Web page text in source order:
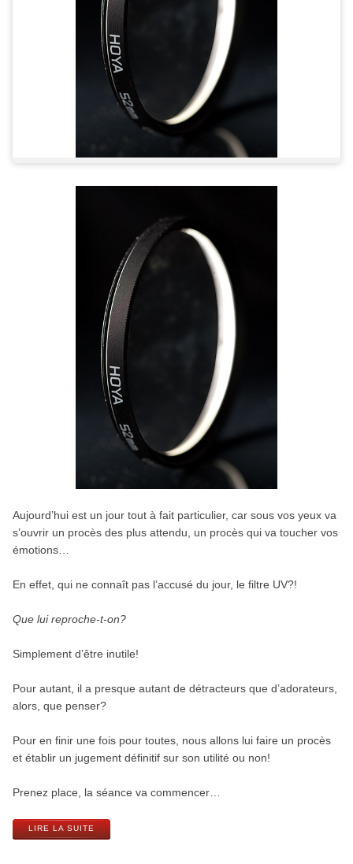
Aujourd’hui est un jour tout à fait particulier, car sous vos yeux va
s’ouvrir un procès des plus attendu, un procès qui va toucher vos
émotions…
En effet, qui ne connaît pas l’accusé du jour, le filtre UV?!
Que lui reproche-t-on?
Simplement d’être inutile!
Pour autant, il a presque autant de détracteurs que d’adorateurs,
alors, que penser?
Pour en finir une fois pour toutes, nous allons lui faire un procès
et établir un jugement définitif sur son utilité ou non!
Prenez place, la séance va commencer…
LIRE LA SUITE